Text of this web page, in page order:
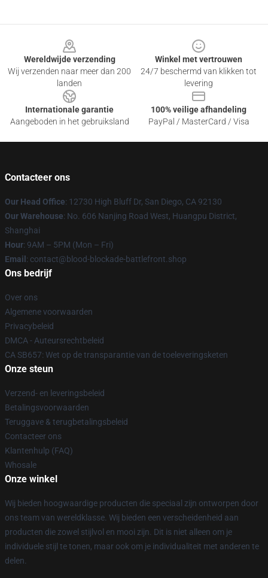
Wereldwijde verzending
Wij verzenden naar meer dan 200
landen
Winkel met vertrouwen
24/7 beschermd van klikken tot
levering
Internationale garantie
Aangeboden in het gebruiksland
100% veilige afhandeling
PayPal / MasterCard / Visa
Contacteer ons
Our Head Office: 12730 High Bluff Dr, San Diego, CA 92130
Our Warehouse: No. 606 Nanjing Road West, Huangpu District,
Shanghai
Hour: 9AM – 5PM (Mon – Fri)
Email : contact@blood-blockade-battlefront.shop
Ons bedrijf
Over ons
Algemene voorwaarden
Privacybeleid
DMCA - Auteursrechtbeleid
CA SB657: Wet op de transparantie van de toeleveringsketen
Onze steun
Verzend- en leveringsbeleid
Betalingsvoorwaarden
Teruggave & terugbetalingsbeleid
Contacteer ons
Klantenhulp (FAQ)
Whosale
Onze winkel
Wij bieden hoogwaardige producten die speciaal zijn ontworpen door
ons team van wereldklasse. Wij bieden een verscheidenheid aan
producten die zowel stijlvol en mooi zijn. Dit is niet alleen om je
individuele stijl te tonen, maar ook om je individualiteit met anderen te
delen.